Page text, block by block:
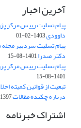
آخرین اخبار
پیام تسلیت رییس
داوودی1403-02-01
پیام تسلیت سردبیر
دکتر صدرا1401-08-15
پیام تسلیت رییس
1401-08-15
تبعیت از قوانین کمیته
درباره چکیده مقالات1397-12-27
اشتراک خبرنامه